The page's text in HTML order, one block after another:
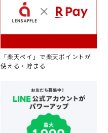
「楽天ペイ」で楽天ポイントが
使える・貯まる